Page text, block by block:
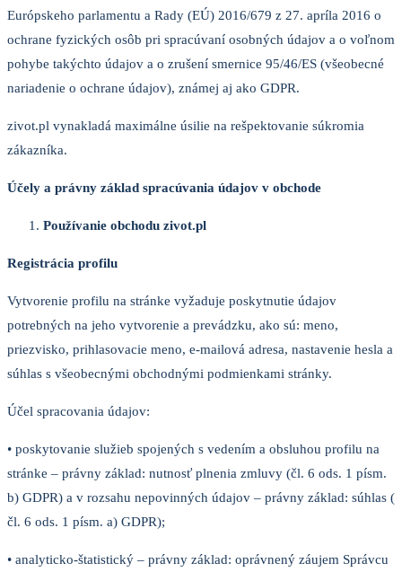
Európskeho parlamentu a Rady (EÚ) 2016/679 z 27. apríla 2016 o
ochrane fyzických osôb pri spracúvaní osobných údajov a o voľnom
pohybe takýchto údajov a o zrušení smernice 95/46/ES (všeobecné
nariadenie o ochrane údajov), známej aj ako GDPR.
zivot.pl vynakladá maximálne úsilie na rešpektovanie súkromia
zákazníka.
Účely a právny základ spracúvania údajov v obchode
Používanie obchodu zivot.pl
Registrácia profilu
Vytvorenie profilu na stránke vyžaduje poskytnutie údajov
potrebných na jeho vytvorenie a prevádzku, ako sú: meno,
priezvisko, prihlasovacie meno, e-mailová adresa, nastavenie hesla a
súhlas s všeobecnými obchodnými podmienkami stránky.
Účel spracovania údajov:
• poskytovanie služieb spojených s vedením a obsluhou profilu na
stránke – právny základ: nutnosť plnenia zmluvy (čl. 6 ods. 1 písm.
b) GDPR) a v rozsahu nepovinných údajov – právny základ: súhlas (
čl. 6 ods. 1 písm. a) GDPR);
• analyticko-štatistický – právny základ: oprávnený záujem Správcu